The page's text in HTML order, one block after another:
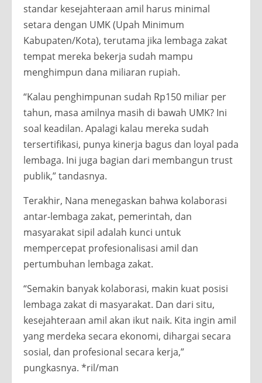
standar kesejahteraan amil harus minimal
setara dengan UMK (Upah Minimum
Kabupaten/Kota), terutama jika lembaga zakat
tempat mereka bekerja sudah mampu
menghimpun dana miliaran rupiah.
“Kalau penghimpunan sudah Rp150 miliar per
tahun, masa amilnya masih di bawah UMK? Ini
soal keadilan. Apalagi kalau mereka sudah
tersertifikasi, punya kinerja bagus dan loyal pada
lembaga. Ini juga bagian dari membangun trust
publik,” tandasnya.
Terakhir, Nana menegaskan bahwa kolaborasi
antar-lembaga zakat, pemerintah, dan
masyarakat sipil adalah kunci untuk
mempercepat profesionalisasi amil dan
pertumbuhan lembaga zakat.
“Semakin banyak kolaborasi, makin kuat posisi
lembaga zakat di masyarakat. Dan dari situ,
kesejahteraan amil akan ikut naik. Kita ingin amil
yang merdeka secara ekonomi, dihargai secara
sosial, dan profesional secara kerja,”
pungkasnya. *ril/man